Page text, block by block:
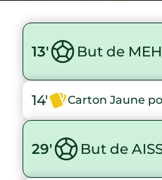
13' But de
14' Carton Jaune
29' But de